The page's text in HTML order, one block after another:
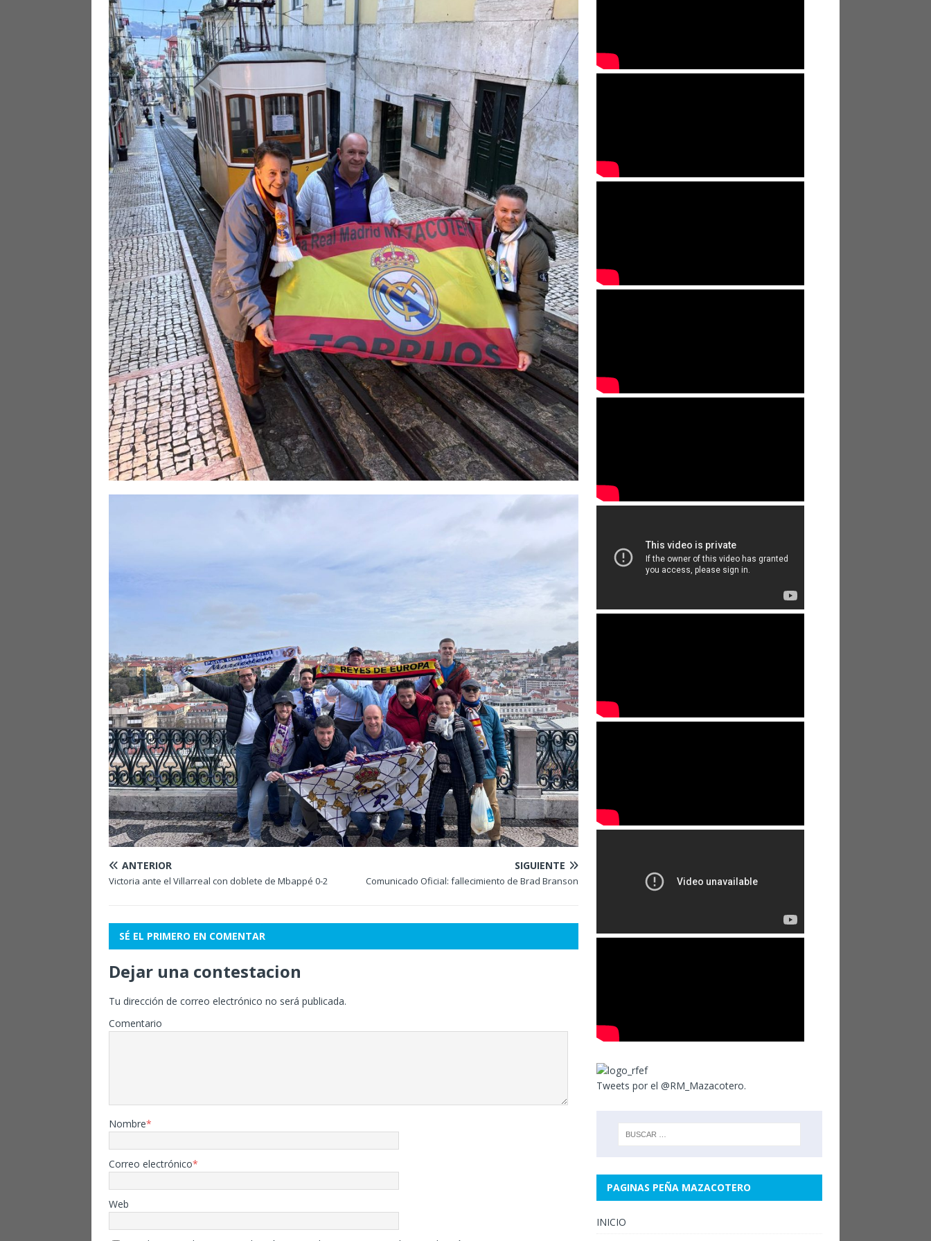
ANTERIOR
Victoria ante el Villarreal con doblete de Mbappé 0-2
SIGUIENTE
Comunicado Oficial: fallecimiento de Brad Branson
SÉ EL PRIMERO EN COMENTAR
Dejar una contestacion
Tu dirección de correo electrónico no será publicada.
Comentario
Nombre*
Correo electrónico*
Web
Tweets por el @RM_Mazacotero.
PAGINAS PEÑA MAZACOTERO
INICIO